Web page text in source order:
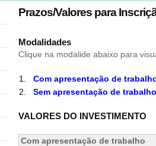
Prazos/Valores para
Modalidades
Clique na modalide abaixo para
1
Com apresentação de
2
Sem apresentação de trabalho
VALORES DO INVESTIMENTO
Com apresentação de trabalho